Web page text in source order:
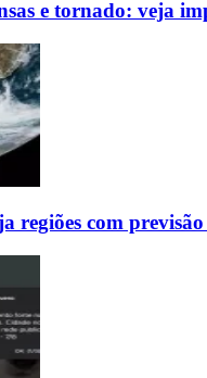
e tornado: veja
regiões com